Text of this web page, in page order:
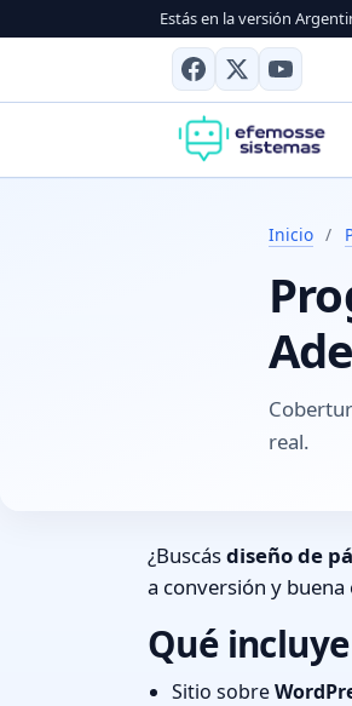
Estás en la versión
Inicio /
real.
¿Buscásdiseño de
a conversión y
Qué
Sitio sobre